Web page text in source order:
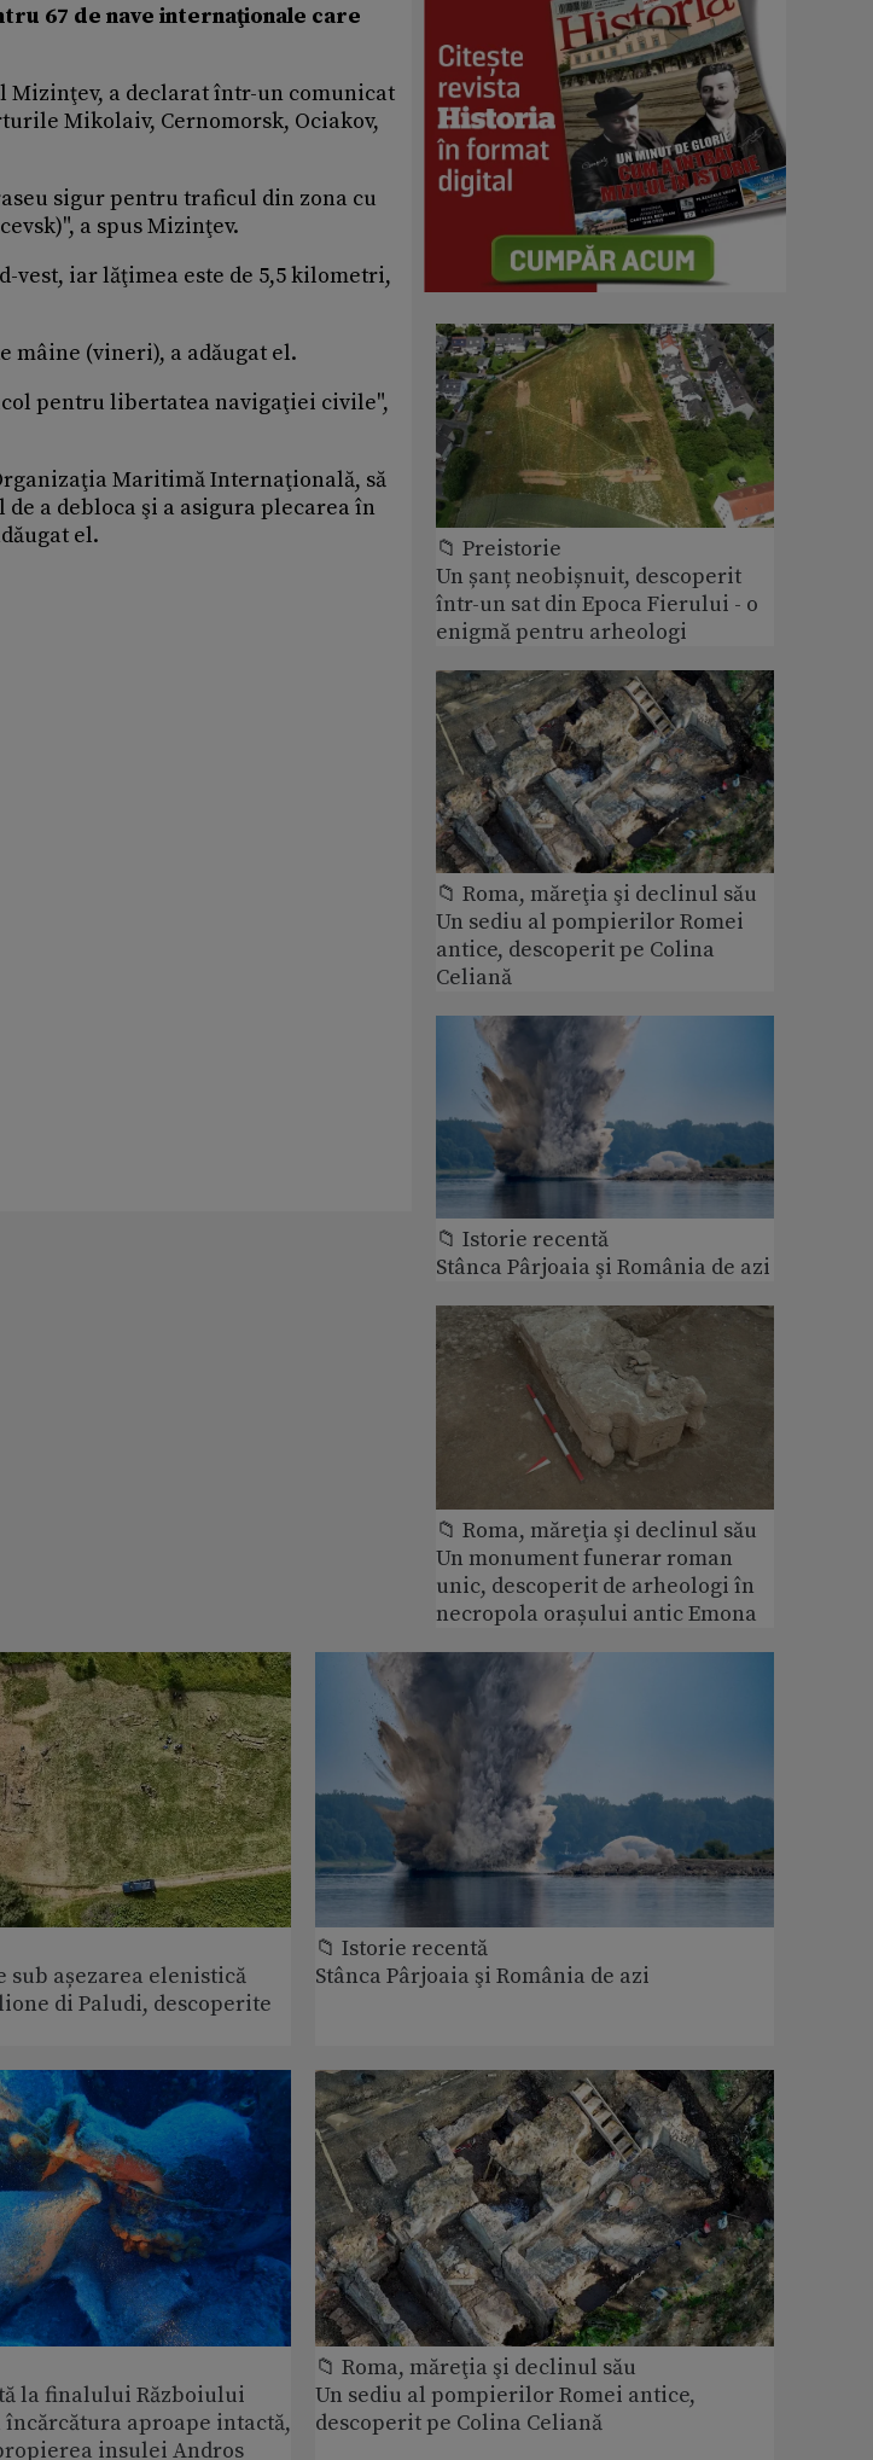
67 de nave internaţionale care
a declarat într-un comunicat
Mikolaiv, Cernomorsk, Ociakov,
sigur pentru traficul din zona cu
a spus Mizinţev.
vest, iar lăţimea este de 5,5 kilometri,
mâine (vineri), a adăugat el.
pentru libertatea navigaţiei civile",
Maritimă Internaţională, să
a debloca şi a asigura plecarea în
el.
📁 Preistorie
Un șanț neobișnuit, descoperit
într-un sat din Epoca Fierului - o
enigmă pentru arheologi
📁 Roma, măreţia şi declinul său
Un sediu al pompierilor Romei
antice, descoperit pe Colina
Celiană
📁 Istorie recentă
Stânca Pârjoaia şi România de azi
📁 Roma, măreţia şi declinul său
Un monument funerar roman
unic, descoperit de arheologi în
necropola orașului antic Emona
sub așezarea elenistică
di Paludi, descoperite
📁 Istorie recentă
Stânca Pârjoaia şi România de azi
la finalului Războiului
încărcătura aproape intactă,
insulei Andros
📁 Roma, măreţia şi declinul său
Un sediu al pompierilor Romei antice,
descoperit pe Colina Celiană